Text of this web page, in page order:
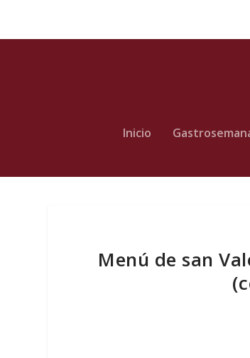
Inicio
Menú de san